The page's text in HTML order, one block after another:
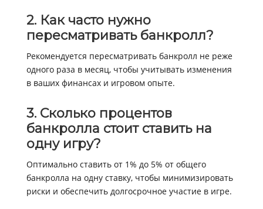
2. Как часто нужно
пересматривать банкролл?
Рекомендуется пересматривать банкролл не реже
одного раза в месяц, чтобы учитывать изменения
в ваших финансах и игровом опыте.
3. Сколько процентов
банкролла стоит ставить на
одну игру?
Оптимально ставить от 1% до 5% от общего
банкролла на одну ставку, чтобы минимизировать
риски и обеспечить долгосрочное участие в игре.